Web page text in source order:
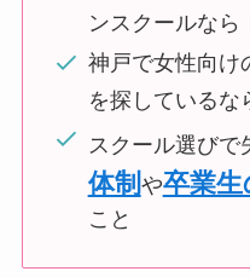
ンスクールなら
神戸で女性向け
を探しているな
スクール選びで
体制 や卒業生
こと